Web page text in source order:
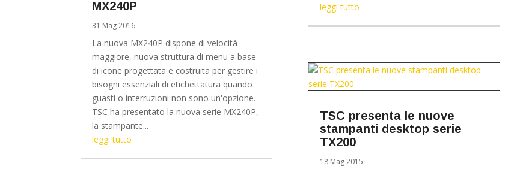
MX240P
31 Mag 2016
La nuova MX240P dispone di velocità
maggiore, nuova struttura di menu a base
di icone progettata e costruita per gestire i
bisogni essenziali di etichettatura quando
guasti o interruzioni non sono un'opzione.
TSC ha presentato la nuova serie MX240P,
la stampante...
leggi tutto
leggi tutto
TSC presenta le nuove
stampanti desktop serie
TX200
18 Mag 2015